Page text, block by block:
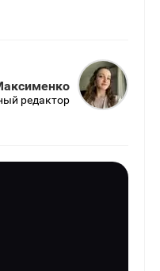
редактор